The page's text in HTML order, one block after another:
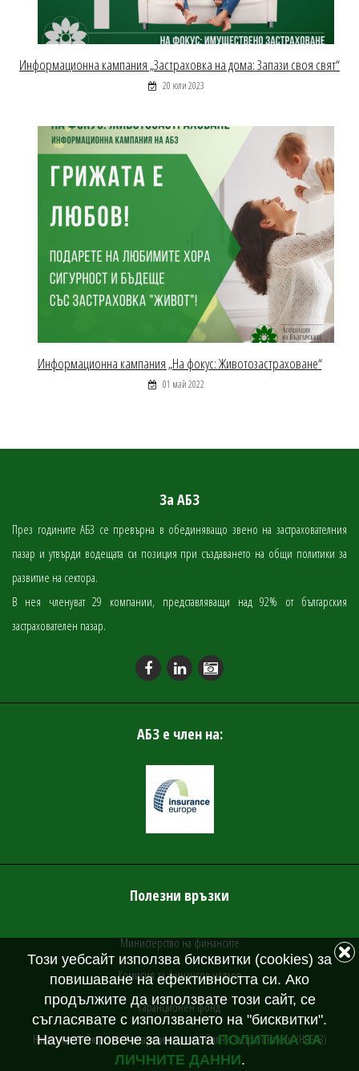
Информационна кампания „Застраховка на дома: Запази своя свят“
20 юли 2023
Информационна кампания „На фокус: Животозастраховане“
01 май 2022
За АБЗ
През годините АБЗ се превърна в обединяващо звено на застрахователния
пазар и утвърди водещата си позиция при създаването на общи политики за
развитие на сектора.
В нея членуват 29 компании, представляващи над 92% от българския
застрахователен пазар.
АБЗ е член на:
Полезни връзки
Министерство на финансите
Комисия за финансов надзор
Гаранционен фонд
Национално бюро на българските автомобилни застрахователи (НББАЗ)
Този уебсайт използва бисквитки (cookies) за
повишаване на ефективността си. Ако
продължите да използвате този сайт, се
съгласявате с използването на "бисквитки".
Научете повече за нашатаПОЛИТИКА ЗА
ЛИЧНИТЕ ДАННИ.